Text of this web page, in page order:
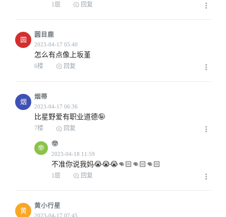
2023-04-17 01:48
2023-04-17 02:01
1层 回复
圆
圆目鹿
怎么有点像上坂堇
6楼 回复
烟
烟蒂
比星野爱有职业道德🤪
7楼 回复
🤓
🤓
不准你说我妈😭😭😭👊🏻👊🏻👊🏻
1层 回复
黄
黄小行星